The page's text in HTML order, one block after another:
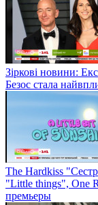
Зіркові новини:
Безос стала
The Hardkiss
"Little things", One
премьеры